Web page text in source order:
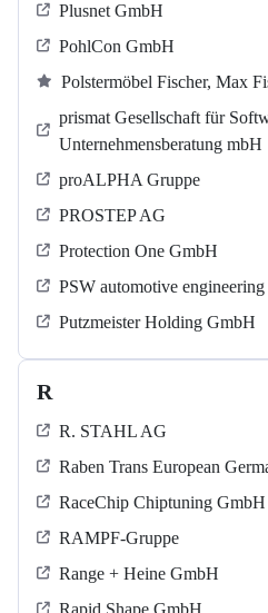
Plusnet GmbH
PohlCon GmbH
Polstermöbel Fischer, Max
prismat Gesellschaft für
Unternehmensberatung mbH
proALPHA Gruppe
PROSTEP AG
Protection One GmbH
PSW automotive
Putzmeister Holding GmbH
R
R. STAHL AG
Raben Trans European
RaceChip Chiptuning
RAMPF-Gruppe
Range + Heine GmbH